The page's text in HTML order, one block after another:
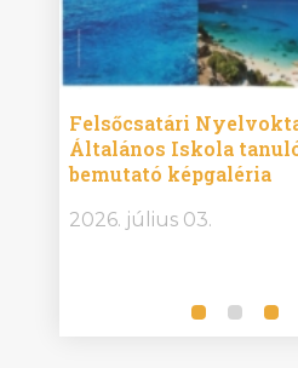
Felsőcsatári
Általános Iskola
bemutató képgaléria
2026. július 03.